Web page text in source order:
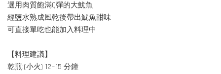
選用肉質飽滿Q彈的大魷魚
經鹽水熟成風乾後帶出魷魚甜味
可直接單吃也能加入料理中
【料理建議】
乾煎:(小火) 12~15 分鐘